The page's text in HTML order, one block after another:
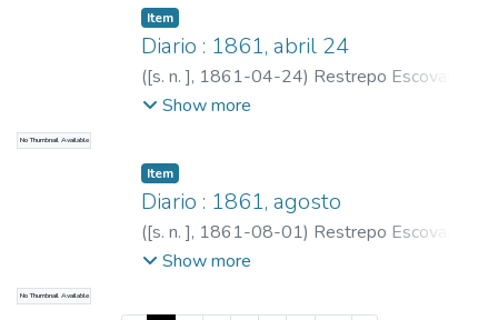
No Thumbnail Available
Item
Diario : 1861, abril 24
([s. n. ], 1861-04-24) Restrepo Escovar,
Pedro Antonio, 1815-1899
Show more
No Thumbnail Available
Item
Diario : 1861, agosto
([s. n. ], 1861-08-01) Restrepo Escovar,
Pedro Antonio, 1815-1899
Show more